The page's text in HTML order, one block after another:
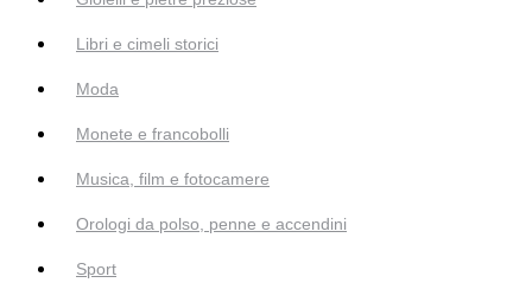
Libri e cimeli storici
Moda
Monete e francobolli
Musica, film e fotocamere
Orologi da polso, penne e accendini
Sport